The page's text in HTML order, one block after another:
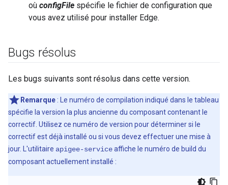
où configFile spécifie le fichier de configuration que
vous avez utilisé pour installer Edge.
Bugs résolus
Les bugs suivants sont résolus dans cette version.
Remarque : Le numéro de compilation indiqué dans le tableau
spécifie la version la plus ancienne du composant contenant le
correctif. Utilisez ce numéro de version pour déterminer si le
correctif est déjà installé ou si vous devez effectuer une mise à
jour. L'utilitaire apigee-serviceaffiche le numéro de build du
composant actuellement installé :